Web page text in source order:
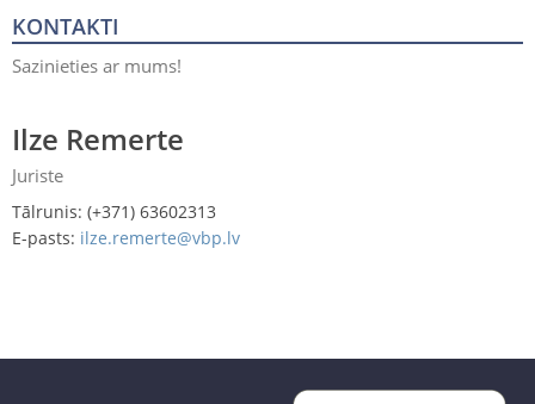
KONTAKTI
Sazinieties ar mums!
Ilze Remerte
Juriste
Tālrunis: (+371) 63602313
E-pasts: ilze.remerte@vbp.lv